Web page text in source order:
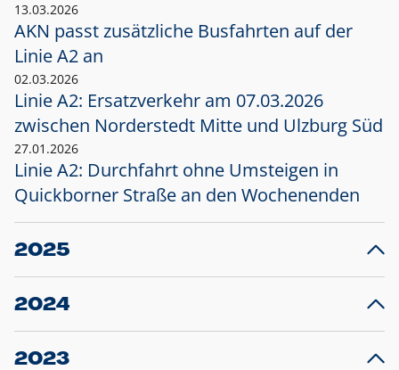
13.03.2026
AKN passt zusätzliche Busfahrten auf der
Linie A2 an
02.03.2026
Linie A2: Ersatzverkehr am 07.03.2026
zwischen Norderstedt Mitte und Ulzburg Süd
27.01.2026
Linie A2: Durchfahrt ohne Umsteigen in
Quickborner Straße an den Wochenenden
2025
23.12.2025
Projekt S5: Start der Bauarbeiten am
2024
10.12.2024
Großprojekt S5: Sperrung der Bahnstraße in
2023